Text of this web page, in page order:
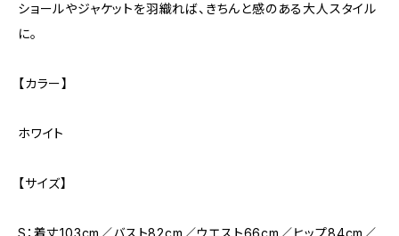
ショールやジャケットを羽織れば、きちんと感のある大人スタイル
に。
【カラー】
ホワイト
【サイズ】
S：着丈103cm／バスト82cm／ウエスト66cm／ヒップ84cm／